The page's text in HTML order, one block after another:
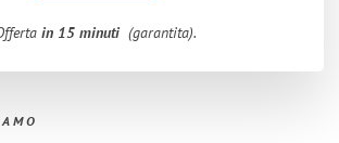
in 15 minuti (garantita).